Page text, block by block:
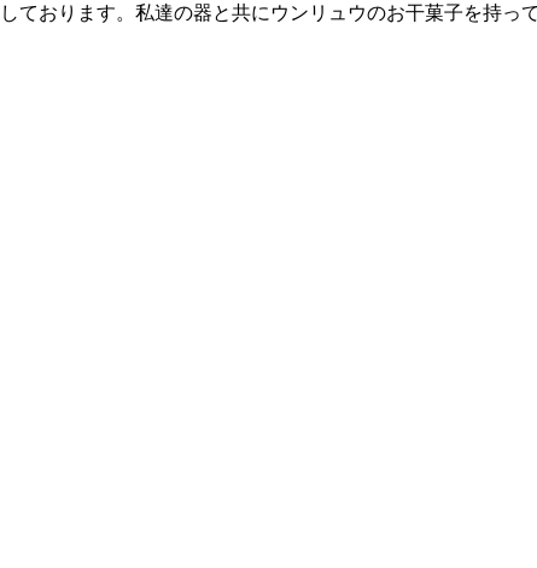
ております。私達の器と共にウンリュウのお干菓子を持っ